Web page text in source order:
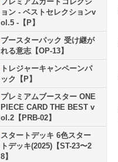
ョン - ベストセレクションv
ol.5 -【P】
ブースターパック 受け継が
れる意志【OP-13】
トレジャーキャンペーンパ
ック【P】
プレミアムブースター ONE
PIECE CARD THE BEST v
ol.2【PRB-02】
スタートデッキ 6色スター
トデッキ(2025)【ST-23〜2
8】